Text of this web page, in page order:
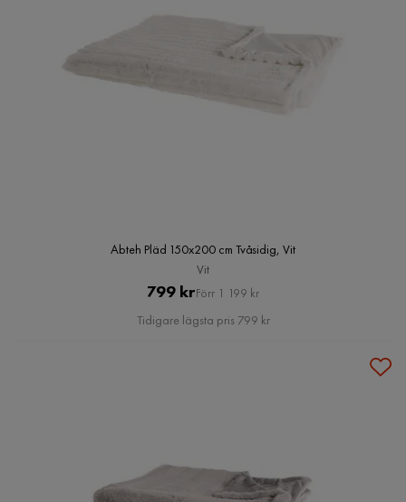
Abteh Pläd 150x200 cm Tvåsidig, Vit
Vit
Pris
799 kr Original
Pris
Förr 1 199 kr
Tidigare lägsta pris 799 kr